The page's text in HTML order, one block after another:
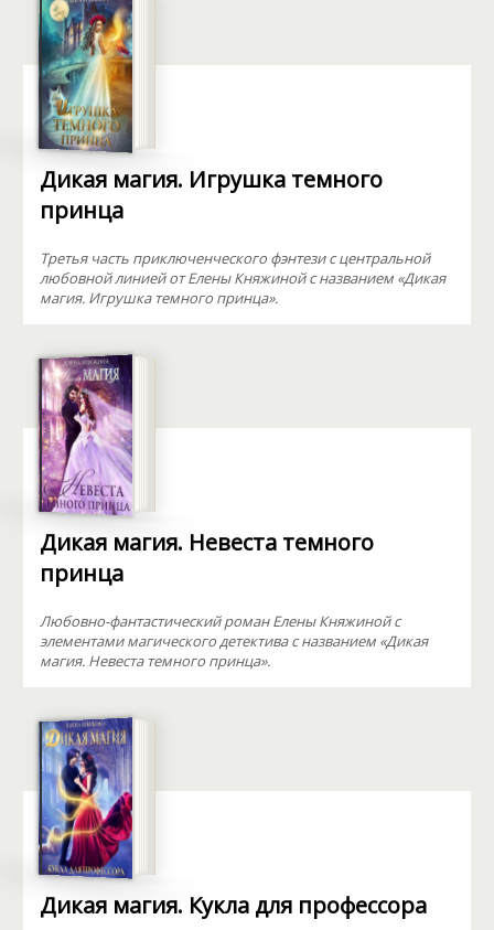
Дикая магия. Игрушка темного
принца
Третья часть приключенческого фэнтези с центральной
любовной линией от Елены Княжиной с названием «Дикая
магия. Игрушка темного принца».
Дикая магия. Невеста темного
принца
Любовно-фантастический роман Елены Княжиной с
элементами магического детектива с названием «Дикая
магия. Невеста темного принца».
Дикая магия. Кукла для профессора